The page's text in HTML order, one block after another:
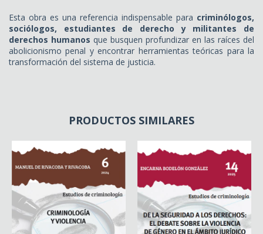
Esta obra es una referencia indispensable para criminólogos,
sociólogos, estudiantes de derecho y militantes de
derechos humanos que busquen profundizar en las raíces del
abolicionismo penal y encontrar herramientas teóricas para la
transformación del sistema de justicia.
PRODUCTOS SIMILARES